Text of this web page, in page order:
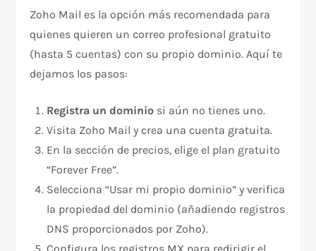
Zoho Mail es la opción más recomendada para
quienes quieren un correo profesional gratuito
(hasta 5 cuentas) con su propio dominio. Aquí te
dejamos los pasos:
Registra un dominio si aún no tienes uno.
Visita Zoho Mail y crea una cuenta gratuita.
En la sección de precios, elige el plan gratuito
“Forever Free”.
Selecciona “Usar mi propio dominio” y verifica
la propiedad del dominio (añadiendo registros
DNS proporcionados por Zoho).